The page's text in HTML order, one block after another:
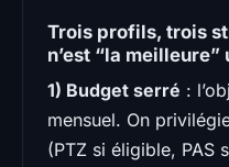
Trois profils, trois
n’est “la
1) Budget serré :
mensuel. On
(PTZ si éligible, PAS